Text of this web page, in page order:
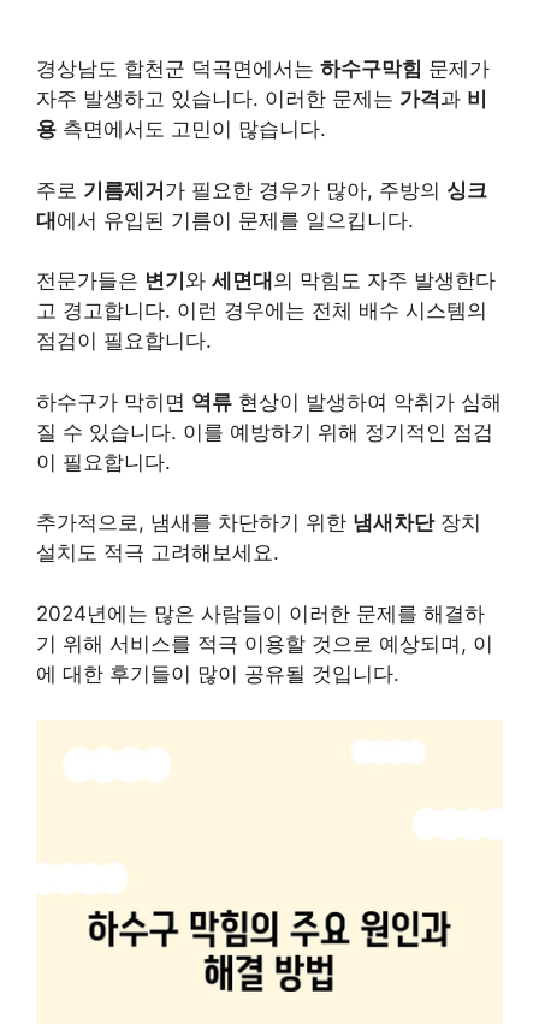
경상남도 합천군 덕곡면에서는 하수구막힘 문제가
자주 발생하고 있습니다. 이러한 문제는 가격과 비
용 측면에서도 고민이 많습니다.
주로 기름제거가 필요한 경우가 많아, 주방의 싱크
대에서 유입된 기름이 문제를 일으킵니다.
전문가들은 변기 와 세면대 의 막힘도 자주 발생한다
고 경고합니다. 이런 경우에는 전체 배수 시스템의
점검이 필요합니다.
하수구가 막히면 역류 현상이 발생하여 악취가 심해
질 수 있습니다. 이를 예방하기 위해 정기적인 점검
이 필요합니다.
추가적으로, 냄새를 차단하기 위한 냄새차단장치
설치도 적극 고려해보세요.
2024년에는 많은 사람들이 이러한 문제를 해결하
기 위해 서비스를 적극 이용할 것으로 예상되며, 이
에 대한 후기들이 많이 공유될 것입니다.